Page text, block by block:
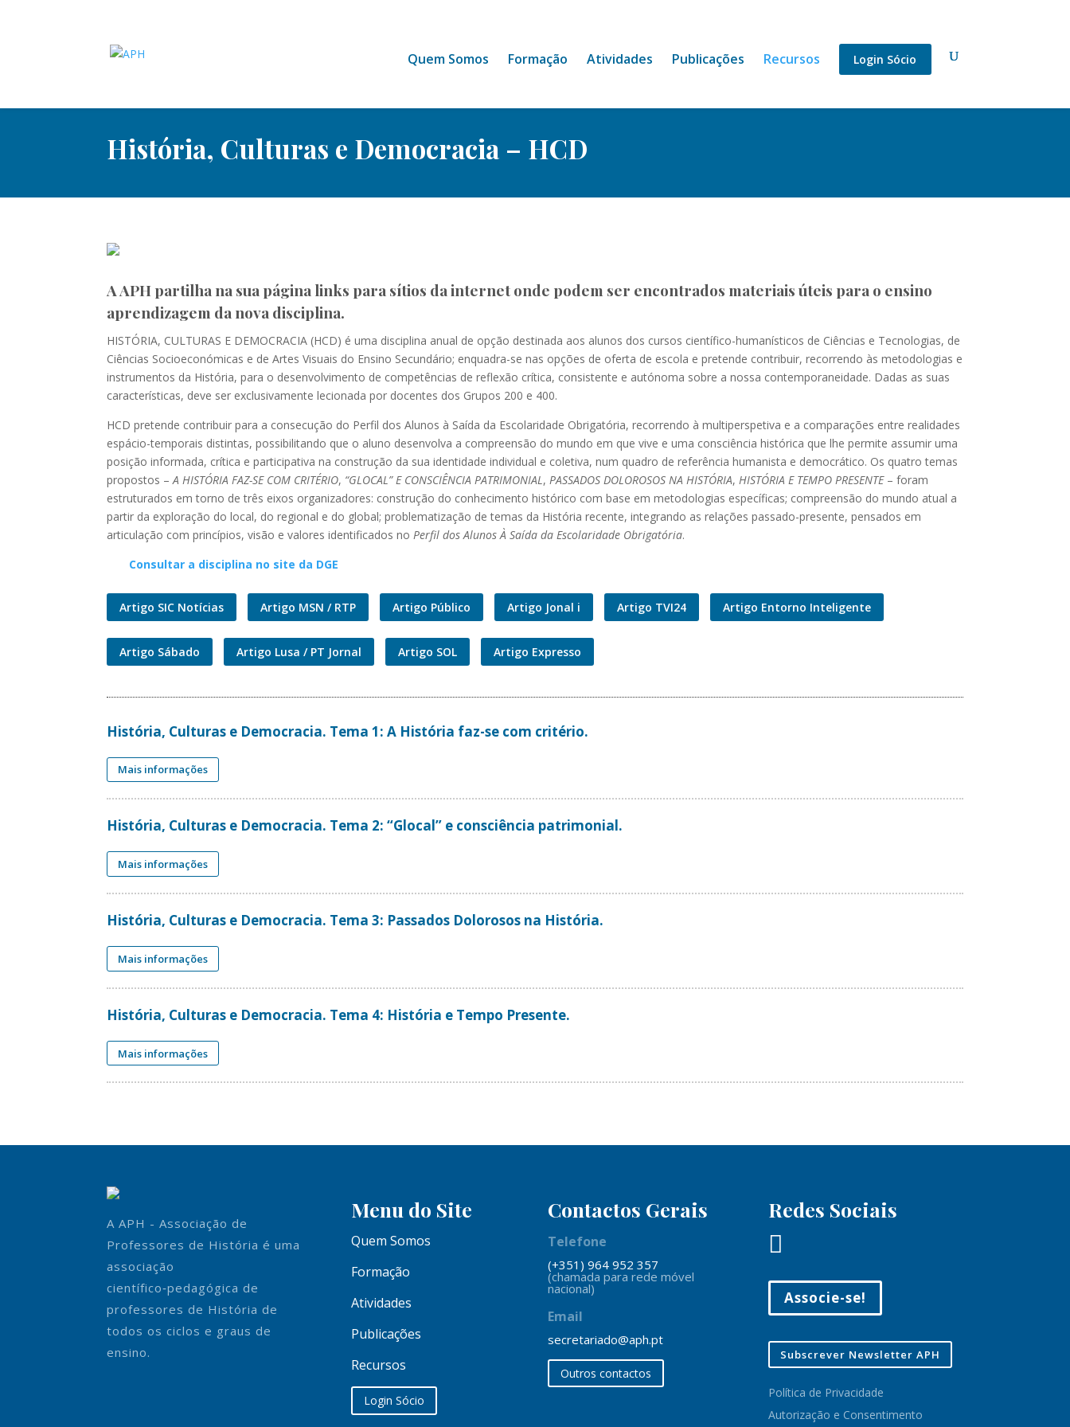
Quem Somos Formação Atividades Publicações Recursos Login Sócio
História, Culturas e Democracia – HCD
A APH partilha na sua página links para sítios da internet onde podem ser encontrados materiais úteis para o ensino
aprendizagem da nova disciplina.
HISTÓRIA, CULTURAS E DEMOCRACIA (HCD) é uma disciplina anual de opção destinada aos alunos dos cursos científico-humanísticos de Ciências e Tecnologias, de
Ciências Socioeconómicas e de Artes Visuais do Ensino Secundário; enquadra-se nas opções de oferta de escola e pretende contribuir, recorrendo às metodologias e
instrumentos da História, para o desenvolvimento de competências de reflexão crítica, consistente e autónoma sobre a nossa contemporaneidade. Dadas as suas
características, deve ser exclusivamente lecionada por docentes dos Grupos 200 e 400.
HCD pretende contribuir para a consecução do Perfil dos Alunos à Saída da Escolaridade Obrigatória, recorrendo à multiperspetiva e a comparações entre realidades
espácio-temporais distintas, possibilitando que o aluno desenvolva a compreensão do mundo em que vive e uma consciência histórica que lhe permite assumir uma
posição informada, crítica e participativa na construção da sua identidade individual e coletiva, num quadro de referência humanista e democrático. Os quatro temas
propostos –A HISTÓRIA FAZ-SE COM CRITÉRIO, “GLOCAL” E CONSCIÊNCIA PATRIMONIAL,PASSADOS DOLOROSOS NA HISTÓRIA,HISTÓRIA E TEMPO PRESENTE– foram
estruturados em torno de três eixos organizadores: construção do conhecimento histórico com base em metodologias específicas; compreensão do mundo atual a
partir da exploração do local, do regional e do global; problematização de temas da História recente, integrando as relações passado-presente, pensados em
articulação com princípios, visão e valores identificados noPerfil dos Alunos À Saída da Escolaridade Obrigatória.
Consultar a disciplina no site da DGE
Artigo SIC Notícias Artigo MSN / RTP Artigo Público Artigo Jonal i Artigo TVI24 Artigo Entorno Inteligente
Artigo Sábado Artigo Lusa / PT Jornal Artigo SOL Artigo Expresso
História, Culturas e Democracia. Tema 1: A História faz-se com critério.
Mais informações
História, Culturas e Democracia. Tema 2: “Glocal” e consciência patrimonial.
Mais informações
História, Culturas e Democracia. Tema 3: Passados Dolorosos na História.
Mais informações
História, Culturas e Democracia. Tema 4: História e Tempo Presente.
Mais informações
A APH - Associação de
Professores de História é uma
associação
científico‑pedagógica de
professores de História de
todos os ciclos e graus de
ensino.
Menu do Site
Quem Somos
Formação
Atividades
Publicações
Recursos
Login Sócio
Contactos Gerais
Telefone
(+351) 964 952 357
(chamada para rede móvel
nacional)
Email
secretariado@aph.pt
Outros contactos
Redes Sociais

Associe-se!
Subscrever Newsletter APH
Política de Privacidade
Autorização e Consentimento